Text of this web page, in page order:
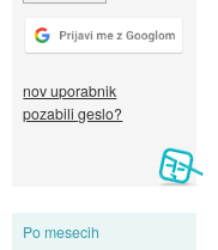
nov uporabnik
pozabili geslo?
Po mesecih